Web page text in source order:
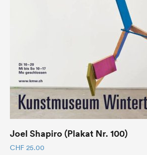
Joel Shapiro (Plakat Nr. 100)
CHF 25.00